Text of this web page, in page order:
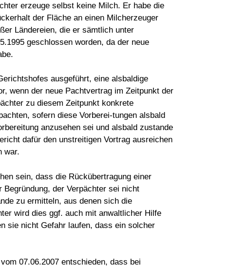
erzeuge selbst keine Milch. Er habe die
der Fläche an einen Milcherzeuger
Ländereien, die er sämtlich unter
geschlossen worden, da der neue
ausgeführt, eine alsbaldige
wenn der neue Pachtvertrag im Zeitpunkt der
zu diesem Zeitpunkt konkrete
sofern diese Vorberei-tungen alsbald
anzusehen sei und alsbald zustande
dafür den unstreitigen Vortrag ausreichen
war.
sein, dass die Rückübertragung einer
der Verpächter sei nicht
zu ermitteln, aus denen sich die
wird dies ggf. auch mit anwaltlicher Hilfe
sie nicht Gefahr laufen, dass ein solcher
07.06.2007 entschieden, dass bei